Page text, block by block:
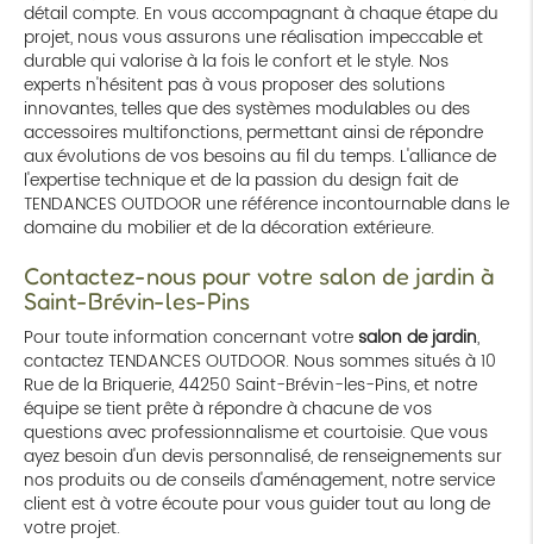
détail compte. En vous accompagnant à chaque étape du
projet, nous vous assurons une réalisation impeccable et
durable qui valorise à la fois le confort et le style. Nos
experts n'hésitent pas à vous proposer des solutions
innovantes, telles que des systèmes modulables ou des
accessoires multifonctions, permettant ainsi de répondre
aux évolutions de vos besoins au fil du temps. L'alliance de
l'expertise technique et de la passion du design fait de
TENDANCES OUTDOOR une référence incontournable dans le
domaine du mobilier et de la décoration extérieure.
Contactez-nous pour votre salon de jardin à
Saint-Brévin-les-Pins
Pour toute information concernant votre salon de jardin,
contactez TENDANCES OUTDOOR. Nous sommes situés à 10
Rue de la Briquerie, 44250 Saint-Brévin-les-Pins, et notre
équipe se tient prête à répondre à chacune de vos
questions avec professionnalisme et courtoisie. Que vous
ayez besoin d'un devis personnalisé, de renseignements sur
nos produits ou de conseils d'aménagement, notre service
client est à votre écoute pour vous guider tout au long de
votre projet.